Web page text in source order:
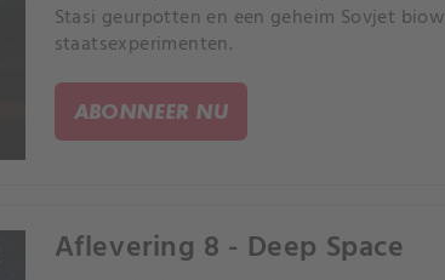
Stasi geurpotten en een geheim Sovjet
staatsexperimenten.
ABONNEER NU
Aflevering 8 - Deep Space